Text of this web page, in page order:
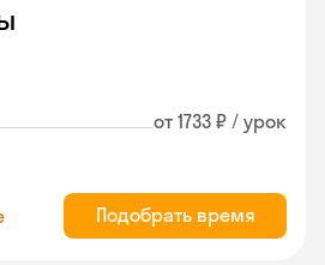
от 1733 ₽ / урок
Подобрать время